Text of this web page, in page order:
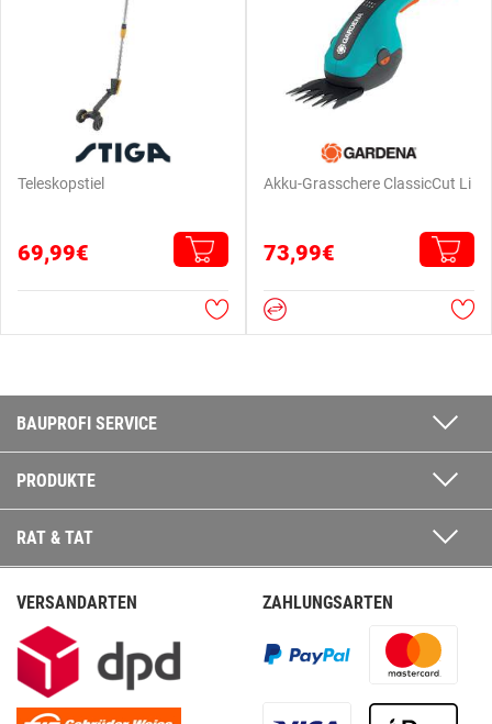
Teleskopstiel
69,99€
Akku-Grasschere ClassicCut Li
73,99€
BAUPROFI SERVICE
PRODUKTE
RAT & TAT
VERSANDARTEN ZAHLUNGSARTEN